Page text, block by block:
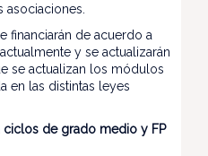
asociaciones.
financiarán de acuerdo a
y se actualizarán
se actualizan los módulos
en las distintas leyes
ciclos de grado medio y FP